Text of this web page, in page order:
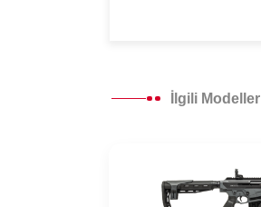
İlgili Modeller